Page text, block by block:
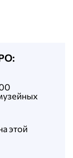
этой